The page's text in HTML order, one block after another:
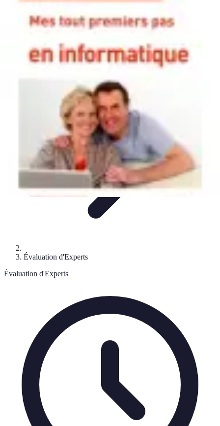
Évaluation d'expertsCompétencesSélection d'expertsDiagnostics
InformatiquesÉvaluation des Experts
Informatique Expert
Évaluation d'Experts
Évaluation d'Experts